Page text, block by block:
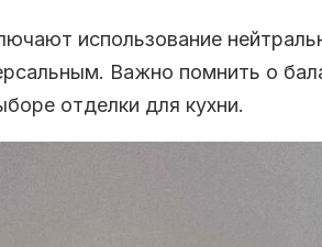
использование
Важно помнить о
отделки для кухни.